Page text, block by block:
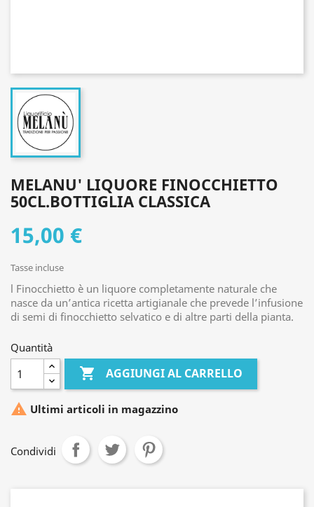
MELANU' LIQUORE FINOCCHIETTO
50CL.BOTTIGLIA CLASSICA
15,00 €
Tasse incluse
l Finocchietto è un liquore completamente naturale che
nasce da un’antica ricetta artigianale che prevede l’infusione
di semi di finocchietto selvatico e di altre parti della pianta.
Quantità
 AGGIUNGI AL CARRELLO
 Ultimi articoli in magazzino
Condividi